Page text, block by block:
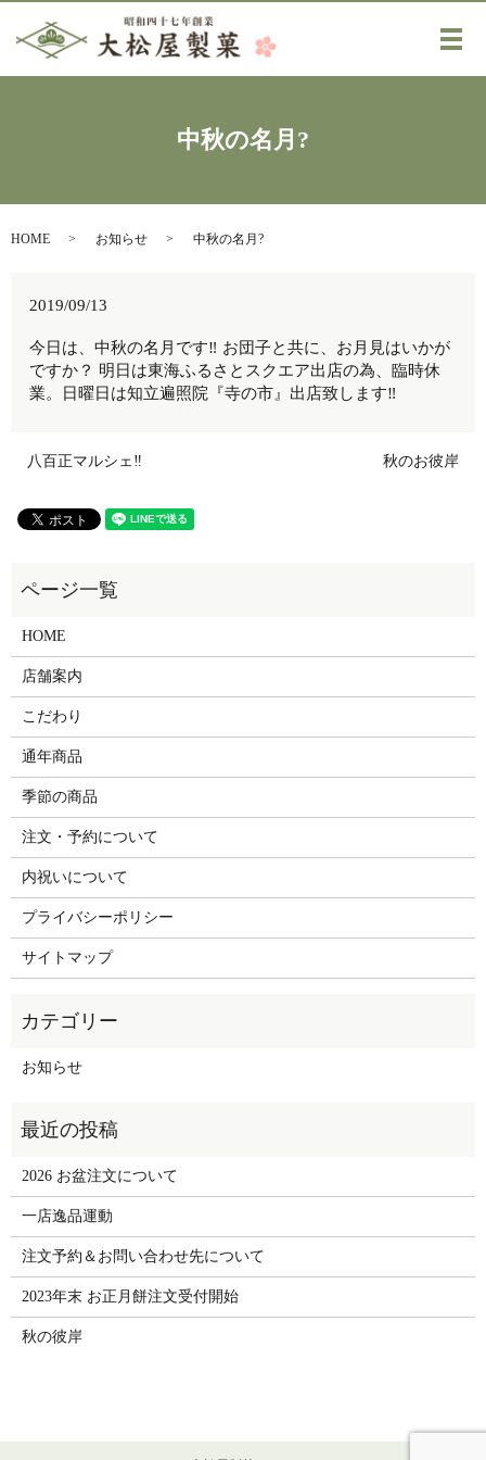
メ
中秋の名月?️
HOME お知らせ 中秋の名月?️
2019/09/13
今日は、中秋の名月です‼️ お団子と共に、お月見はいかが
ですか？ 明日は東海ふるさとスクエア出店の為、臨時休
業。日曜日は知立遍照院『寺の市』出店致します‼️
八百正マルシェ‼️ 秋のお彼岸
HOME
店舗案内
こだわり
通年商品
季節の商品
注文・予約について
内祝いについて
プライバシーポリシー
サイトマップ
お知らせ
2026 お盆注文について
一店逸品運動
注文予約＆お問い合わせ先について
2023年末 お正月餅注文受付開始
秋の彼岸